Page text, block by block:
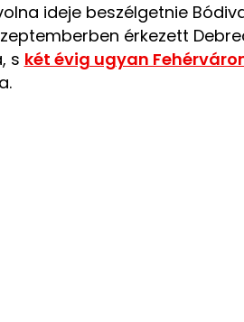
ideje beszélgetnie
érkezett
s két évig ugyan